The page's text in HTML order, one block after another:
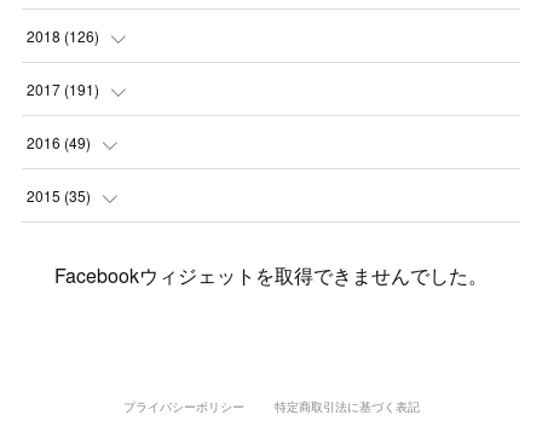
(1)
(5)
(8)
(8)
(6)
(1)
(3)
(5)
(3)
(3)
(9)
(7)
(4
(6)
(1)
(2)
(6
(7
(15)
2018 (126)
(6)
(12 )
(7
2017 (191)
(12 )
(11 )
2016 (49)
(2
2015 (35)
Facebookウィジェットを取得できませんでした。
プライバシーポリシー 特定商取引法に基づく表記